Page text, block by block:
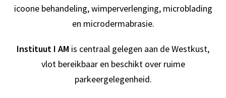
icoone behandeling, wimperverlenging, microblading
en microdermabrasie.
Instituut I AM is centraal gelegen aan de Westkust,
vlot bereikbaar en beschikt over ruime
parkeergelegenheid.